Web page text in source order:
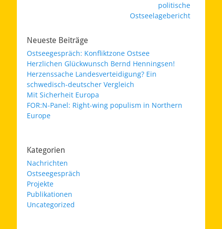
politische
Ostseelagebericht
Neueste Beiträge
Ostseegespräch: Konfliktzone Ostsee
Herzlichen Glückwunsch Bernd Henningsen!
Herzenssache Landesverteidigung? Ein
schwedisch-deutscher Vergleich
Mit Sicherheit Europa
FOR:N-Panel: Right-wing populism in Northern
Europe
Kategorien
Nachrichten
Ostseegespräch
Projekte
Publikationen
Uncategorized